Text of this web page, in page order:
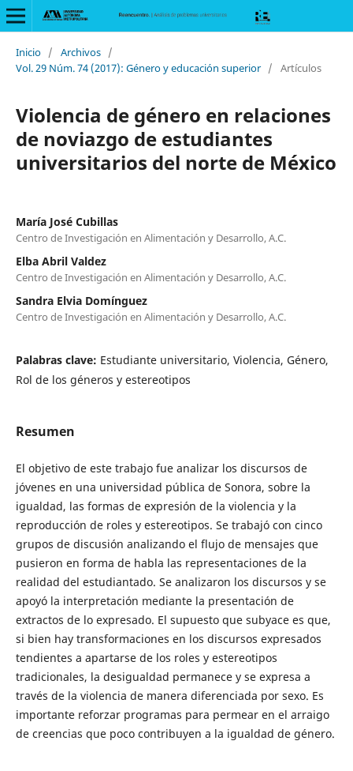
Inicio / Archivos /
Vol. 29 Núm. 74 (2017): Género y educación superior / Artículos
Violencia de género en relaciones
de noviazgo de estudiantes
universitarios del norte de México
María José Cubillas
Centro de Investigación en Alimentación y Desarrollo, A.C.
Elba Abril Valdez
Centro de Investigación en Alimentación y Desarrollo, A.C.
Sandra Elvia Domínguez
Centro de Investigación en Alimentación y Desarrollo, A.C.
Palabras clave: Estudiante universitario, Violencia, Género,
Rol de los géneros y estereotipos
Resumen
El objetivo de este trabajo fue analizar los discursos de
jóvenes en una universidad pública de Sonora, sobre la
igualdad, las formas de expresión de la violencia y la
reproducción de roles y estereotipos. Se trabajó con cinco
grupos de discusión analizando el flujo de mensajes que
pusieron en forma de habla las representaciones de la
realidad del estudiantado. Se analizaron los discursos y se
apoyó la interpretación mediante la presentación de
extractos de lo expresado. El supuesto que subyace es que,
si bien hay transformaciones en los discursos expresados
tendientes a apartarse de los roles y estereotipos
tradicionales, la desigualdad permanece y se expresa a
través de la violencia de manera diferenciada por sexo. Es
importante reforzar programas para permear en el arraigo
de creencias que poco contribuyen a la igualdad de género.